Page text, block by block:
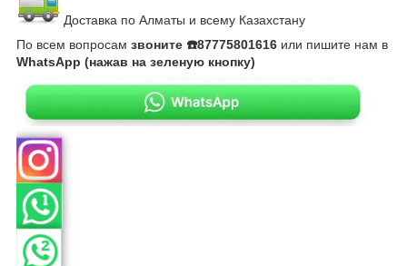
Доставка по Алматы и всему Казахстану
По всем вопросам звоните ☎️87775801616 или пишите нам в
WhatsApp (нажав на зеленую кнопку)